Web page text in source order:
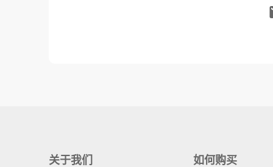
关于我们 如何购买